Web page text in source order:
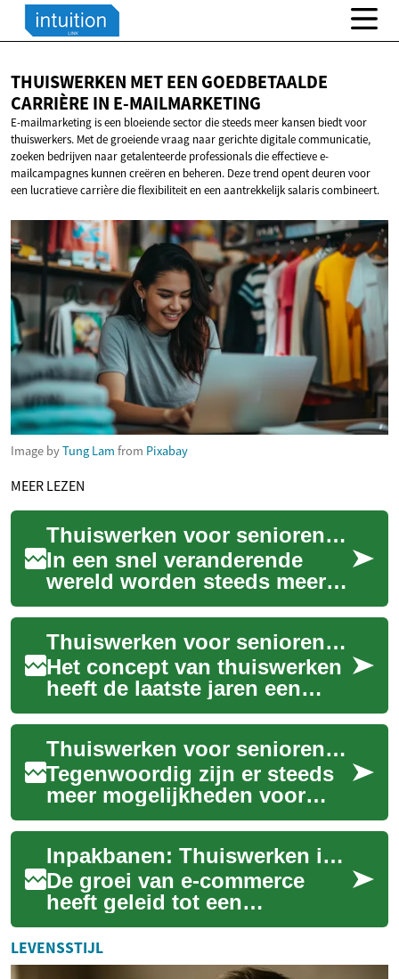
THUISWERKEN MET EEN GOEDBETAALDE
CARRIÈRE IN E-MAILMARKETING
E-mailmarketing is een bloeiende sector die steeds meer kansen biedt voor
thuiswerkers. Met de groeiende vraag naar gerichte digitale communicatie,
zoeken bedrijven naar getalenteerde professionals die effectieve e-
mailcampagnes kunnen creëren en beheren. Deze trend opent deuren voor
een lucratieve carrière die flexibiliteit en een aantrekkelijk salaris combineert.
Image byTung Lam from Pixabay
MEER LEZEN
Thuiswerken voor senioren: Kansen en uitdagingen in het digitale tijdperk
In een snel veranderende
wereld worden steeds meer
mogelijkheden geboden voor
flexibel werken, waaronder
thuiswerken....
Thuiswerken voor senioren: Een nieuwe kans in de gouden jaren
Het concept van thuiswerken
heeft de laatste jaren een
enorme vlucht genomen, en
niet alleen onder jongere
werknemers...
Thuiswerken voor senioren: Een nieuwe kans in de pensioenleeftijd
Tegenwoordig zijn er steeds
meer mogelijkheden voor
ouderen om vanuit huis te
werken. Dit biedt een
uitstekende kans ...
Inpakbanen: Thuiswerken in de E-commerce Sector
De groei van e-commerce
heeft geleid tot een
toenemende vraag naar
inpakkers die vanuit huis
kunnen werken. Deze bane...
LEVENSSTIJL